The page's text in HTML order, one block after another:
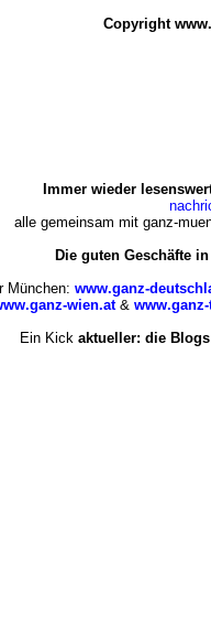
Copyright
Immer wieder
alle gemeinsam mit ganz-
Die guten Geschäfte
München: www.ganz-
wien.at &
Ein Kick aktueller: die Blogs